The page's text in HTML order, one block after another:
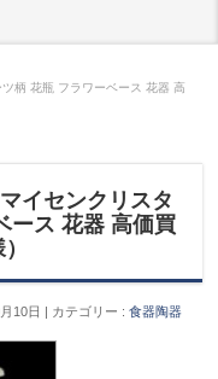
柄 花瓶 フラワーベース 花器 高
イセンクリスタ
ース 花器 高価買
10日 カテゴリー :食器陶器